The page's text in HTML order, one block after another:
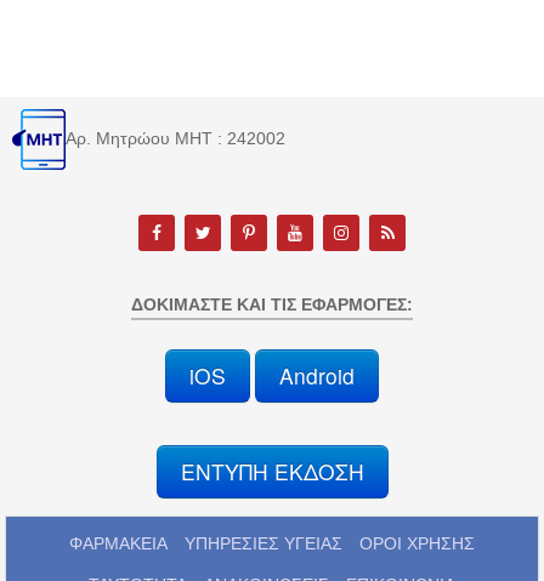
Αρ. Μητρώου MHT : 242002
ΔΟΚΙΜΆΣΤΕ ΚΑΙ ΤΙΣ ΕΦΑΡΜΟΓΈΣ:
iOS Android
ΕΝΤΥΠΗ ΕΚΔΟΣΗ
ΦΑΡΜΑΚΕΙΑ ΥΠΗΡΕΣΙΕΣ ΥΓΕΙΑΣ ΟΡΟΙ ΧΡΗΣΗΣ